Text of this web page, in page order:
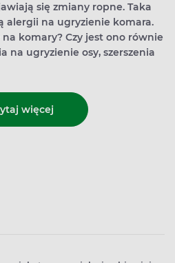
się zmiany ropne. Taka
alergii na ugryzienie komara.
komary? Czy jest ono równie
na ugryzienie osy, szerszenia
więcej